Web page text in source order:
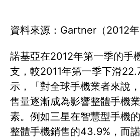
資料來源：Gartner（2012年
諾基亞在2012年第一季的手
支，較2011年第一季下滑
示，「對全球手機業者來說
售量逐漸成為影響整體手機
素。例如三星在智慧型手機
整體手機銷售的43.9%，而